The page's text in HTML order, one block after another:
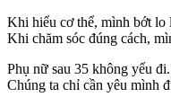
Khi hiểu cơ thể, mình bớt lo
Khi chăm sóc đúng cách,
Phụ nữ sau 35 không yếu đi.
Chúng ta chỉ cần yêu mình